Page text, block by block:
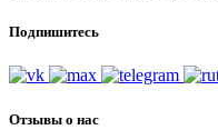
Подпишитесь
Отзывы о нас